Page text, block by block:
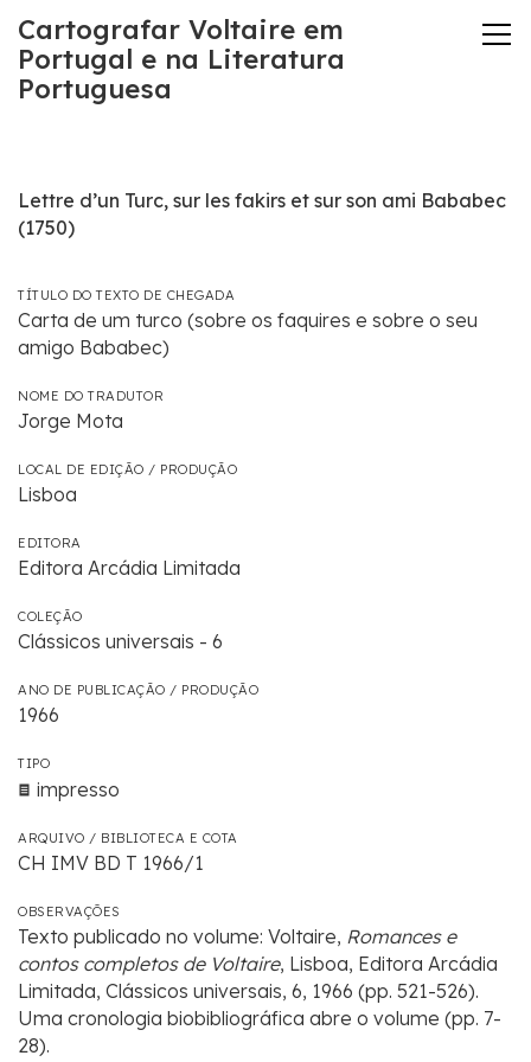
Cartografar Voltaire em
Portugal e na Literatura
Portuguesa
Lettre d’un Turc, sur les fakirs et sur son ami Bababec
(1750)
TÍTULO DO TEXTO DE CHEGADA
Carta de um turco (sobre os faquires e sobre o seu
amigo Bababec)
NOME DO TRADUTOR
Jorge Mota
LOCAL DE EDIÇÃO / PRODUÇÃO
Lisboa
EDITORA
Editora Arcádia Limitada
COLEÇÃO
Clássicos universais - 6
ANO DE PUBLICAÇÃO / PRODUÇÃO
1966
TIPO
impresso
ARQUIVO / BIBLIOTECA E COTA
CH IMV BD T 1966/1
OBSERVAÇÕES
Texto publicado no volume: Voltaire, Romances e
contos completos de Voltaire, Lisboa, Editora Arcádia
Limitada, Clássicos universais, 6, 1966 (pp. 521-526).
Uma cronologia biobibliográfica abre o volume (pp. 7-
28).